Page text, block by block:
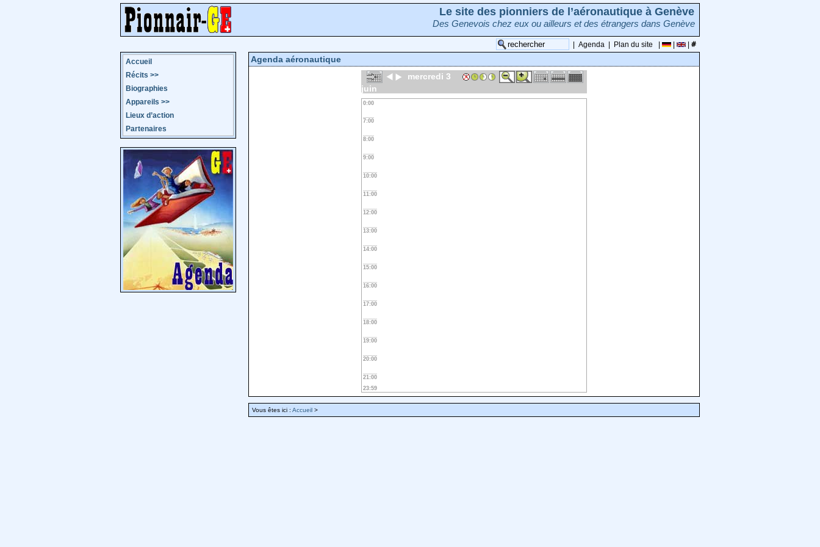
Le site des pionniers de l’aéronautique à Genève
Des Genevois chez eux ou ailleurs et des étrangers dans Genève
Agenda Plan du site
Accueil
Récits >>
Biographies
Appareils >>
Lieux d’action
Partenaires
Agenda aéronautique
mercredi 3
juin
0:00
7:00
8:00
9:00
10:00
11:00
12:00
13:00
14:00
15:00
16:00
17:00
18:00
19:00
20:00
21:00
23:59
Vous êtes ici : Accueil >